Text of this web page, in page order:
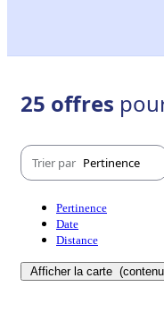
25 offres
Trier par Pertinence
Pertinence
Date
Distance
Afficher la carte